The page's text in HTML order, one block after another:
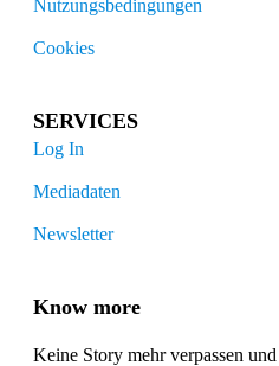
Nutzungsbedingungen
Cookies
SERVICES
Log In
Mediadaten
Newsletter
Know more
Keine Story mehr verpassen und